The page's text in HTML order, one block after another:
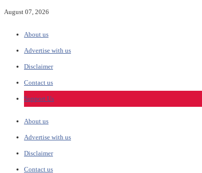
August 07, 2026
About us
Advertise with us
Disclaimer
Contact us
Support Us
About us
Advertise with us
Disclaimer
Contact us